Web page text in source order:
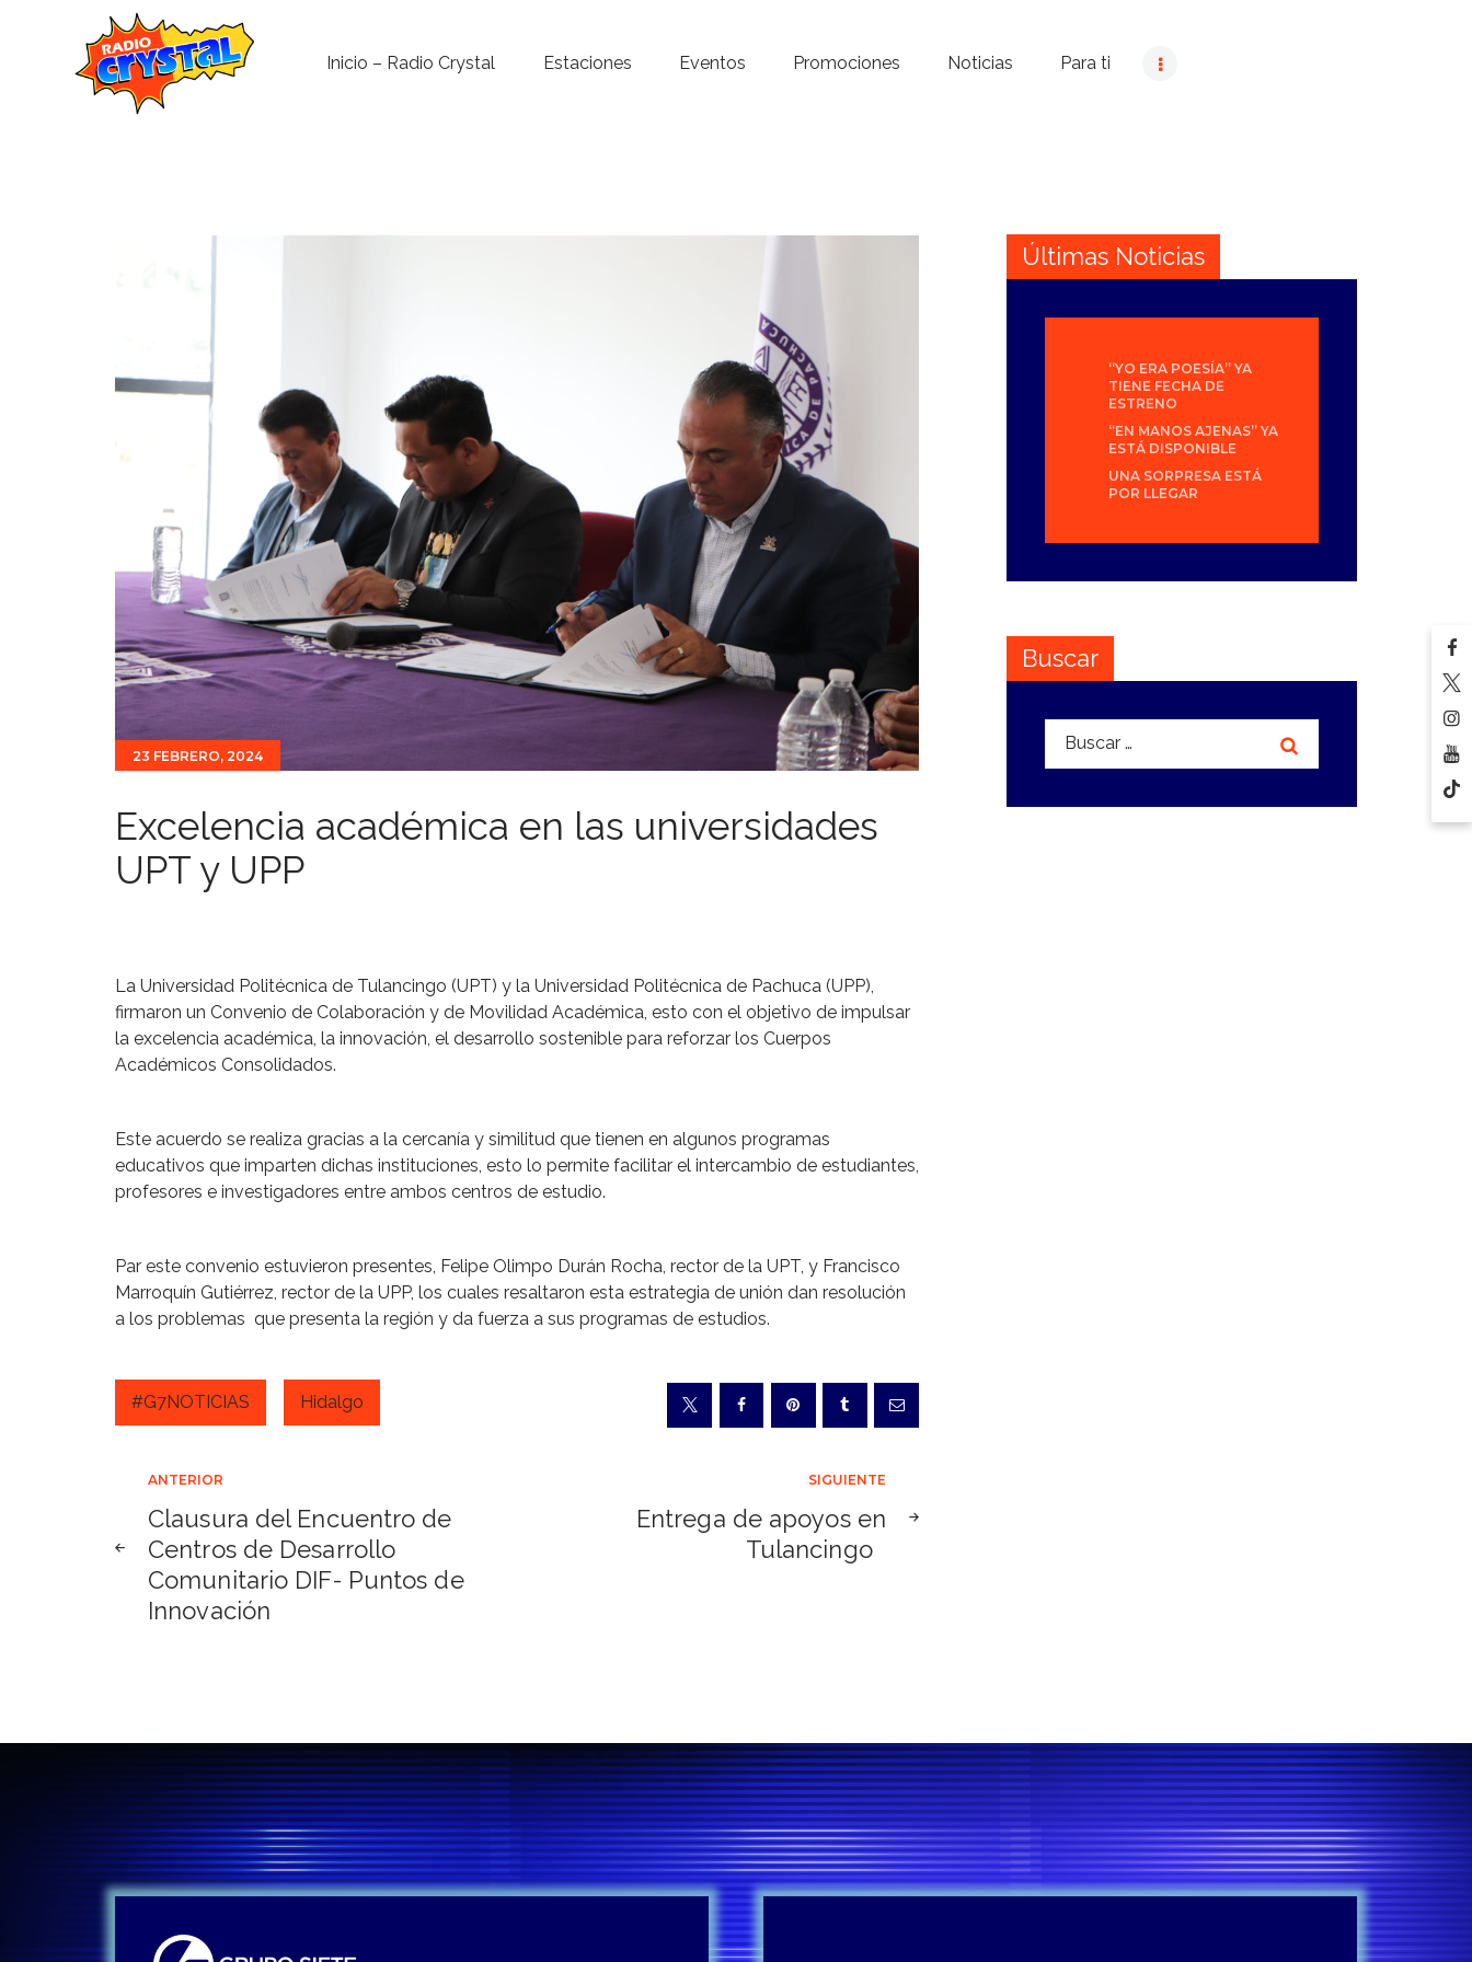
Inicio – Radio Crystal Estaciones Eventos Promociones Noticias Para ti
Contacto
23 FEBRERO, 2024
Excelencia académica en las universidades
UPT y UPP
La Universidad Politécnica de Tulancingo (UPT) y la Universidad Politécnica de Pachuca (UPP),
firmaron un Convenio de Colaboración y de Movilidad Académica, esto con el objetivo de impulsar
la excelencia académica, la innovación, el desarrollo sostenible para reforzar los Cuerpos
Académicos Consolidados.
Este acuerdo se realiza gracias a la cercanía y similitud que tienen en algunos programas
educativos que imparten dichas instituciones, esto lo permite facilitar el intercambio de estudiantes,
profesores e investigadores entre ambos centros de estudio.
Par este convenio estuvieron presentes, Felipe Olimpo Durán Rocha, rector de la UPT, y Francisco
Marroquín Gutiérrez, rector de la UPP, los cuales resaltaron esta estrategia de unión dan resolución
a los problemas que presenta la región y da fuerza a sus programas de estudios.
#G7NOTICIAS Hidalgo
Navegación
de
entradas
ANTERIOR
Clausura del Encuentro de
Centros de Desarrollo
Comunitario DIF- Puntos de
Innovación
SIGUIENTE
Entrega de apoyos en
Tulancingo
Últimas Noticias
“YO ERA POESÍA” YA
TIENE FECHA DE
ESTRENO
“EN MANOS AJENAS” YA
ESTÁ DISPONIBLE
UNA SORPRESA ESTÁ
POR LLEGAR
Buscar
Buscar: